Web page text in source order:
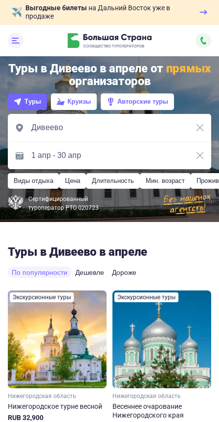
Выгодные билеты на Дальний Восток уже в
продаже
Туры в Дивеево в апреле от прямых
организаторов
Туры Круизы Авторские туры
Виды отдыха Цена Длительность Мин. возраст
Сертифицированный
туроператор РТО 020723
Туры в Дивеево в апреле
По популярности Дешевле Дороже
Экскурсионные туры
Нижегородская область
Нижегородское турне весной
RUB 32,900
Экскурсионные туры
Нижегородская область
Весеннее очарование
Нижегородского края